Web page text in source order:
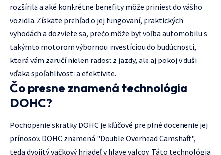
rozšírila a aké konkrétne benefity môže priniesť do vášho
vozidla. Získate prehľad o jej fungovaní, praktických
výhodách a dozviete sa, prečo môže byť voľba automobilu s
takýmto motorom výbornou investíciou do budúcnosti,
ktorá vám zaručí nielen radosť z jazdy, ale aj pokoj v duši
vďaka spoľahlivosti a efektivite.
Čo presne znamená technológia
DOHC?
Pochopenie skratky DOHC je kľúčové pre plné docenenie jej
prínosov. DOHC znamená "Double Overhead Camshaft",
teda dvojitý vačkový hriadeľ v hlave valcov. Táto technológia